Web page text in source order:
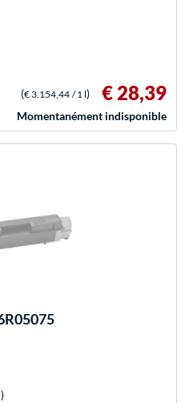
(€ 3.154,44 / 1 l) € 28,39
Momentanément indisponible